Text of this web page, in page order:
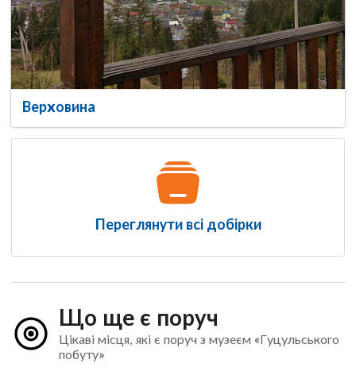
Верховина
Переглянути всі добірки
Що ще є поруч
Цікаві місця, які є поруч з музеєм «Гуцульського
побуту»